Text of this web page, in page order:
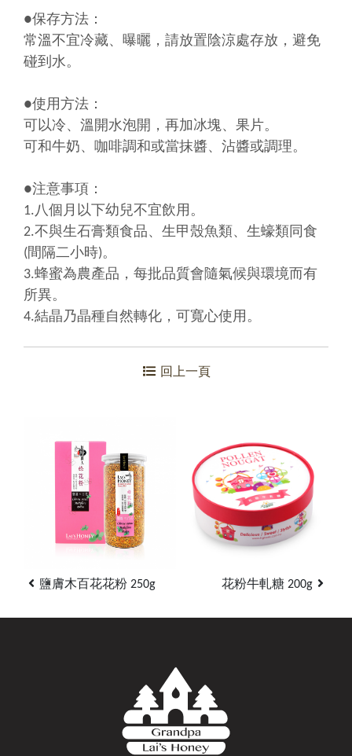
●保存方法：
常溫不宜冷藏、曝曬，請放置陰涼處存放，避免
碰到水。
●使用方法：
可以冷、溫開水泡開，再加冰塊、果片。
可和牛奶、咖啡調和或當抹醬、沾醬或調理。
●注意事項：
1.八個月以下幼兒不宜飲用。
2.不與生石膏類食品、生甲殼魚類、生蠔類同食
(間隔二小時)。
3.蜂蜜為農產品，每批品質會隨氣候與環境而有
所異。
4.結晶乃晶種自然轉化，可寬心使用。
回上一頁
鹽膚木百花花粉 250g 花粉牛軋糖 200g